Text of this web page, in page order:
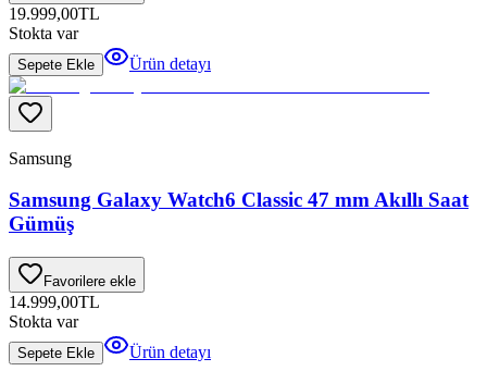
19.999,00TL
Stokta var
Sepete Ekle Ürün detayı
Samsung
Samsung Galaxy Watch6 Classic 47 mm Akıllı Saat
Gümüş
Favorilere ekle
14.999,00TL
Stokta var
Sepete Ekle Ürün detayı